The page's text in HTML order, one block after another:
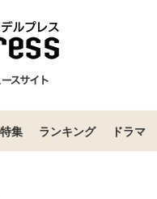
特集 ランキング ドラマ